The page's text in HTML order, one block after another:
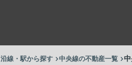
沿線・駅から探す 中央線の不動産一覧